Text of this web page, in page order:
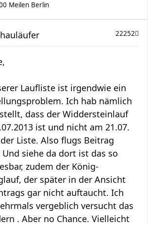
Meilen Berlin
22252
Laufliste ist irgendwie ein
Ich hab nämlich
dass der Widdersteinlauf
ist und nicht am 21.07.
Liste. Also flugs Beitrag
siehe da dort ist das so
zudem der König-
der später in der Ansicht
gar nicht auftaucht. Ich
vergeblich versucht das
. Aber no Chance. Vielleicht